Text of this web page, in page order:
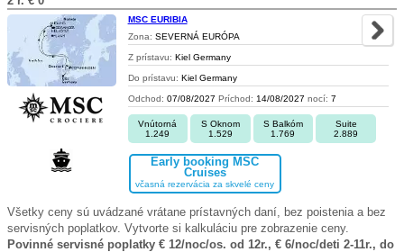
MSC EURIBIA
Zona: SEVERNÁ EURÓPA
Z prístavu: Kiel Germany
Do prístavu: Kiel Germany
Odchod: 07/08/2027 Príchod: 14/08/2027 nocí: 7
Vnútorná
1.249
S Oknom
1.529
S Balkóm
1.769
Suite
2.889
Early booking MSC
Cruises
včasná rezervácia za skvelé ceny
Všetky ceny sú uvádzané vrátane prístavných daní, bez poistenia a bez
servisných poplatkov. Vytvorte si kalkuláciu pre zobrazenie ceny.
Povinné servisné poplatky € 12/noc/os. od 12r., € 6/noc/deti 2-11r., do